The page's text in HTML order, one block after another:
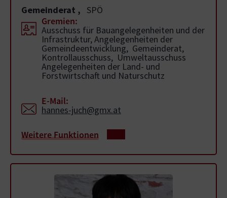
Gemeinderat ,
SPÖ
Gremien:
Ausschuss für Bauangelegenheiten und der
Infrastruktur, Angelegenheiten der
Gemeindeentwicklung, Gemeinderat,
Kontrollausschuss, Umweltausschuss
Angelegenheiten der Land- und
Forstwirtschaft und Naturschutz
E-Mail:
hannes-juch@gmx.at
Weitere Funktionen